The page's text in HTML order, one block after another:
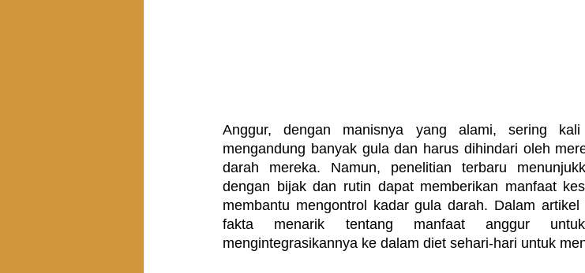
Anggur, dengan manisnya yang alami, sering
mengandung banyak gula dan harus dihindari oleh
darah mereka. Namun, penelitian terbaru
dengan bijak dan rutin dapat memberikan manfaat
membantu mengontrol kadar gula darah. Dalam
fakta menarik tentang manfaat anggur
mengintegrasikannya ke dalam diet sehari-hari untuk